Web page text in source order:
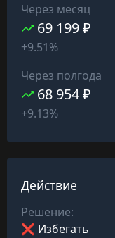
Через месяц
69 199 ₽
+9.51%
Через полгода
68 954 ₽
+9.13%
Действие
Решение:
❌ Избегать